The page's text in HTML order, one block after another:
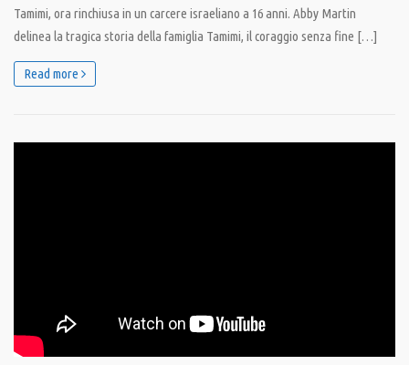
Tamimi, ora rinchiusa in un carcere israeliano a 16 anni. Abby Martin
delinea la tragica storia della famiglia Tamimi, il coraggio senza fine […]
Read more